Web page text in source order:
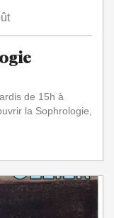
de 15h à
la Sophrologie,